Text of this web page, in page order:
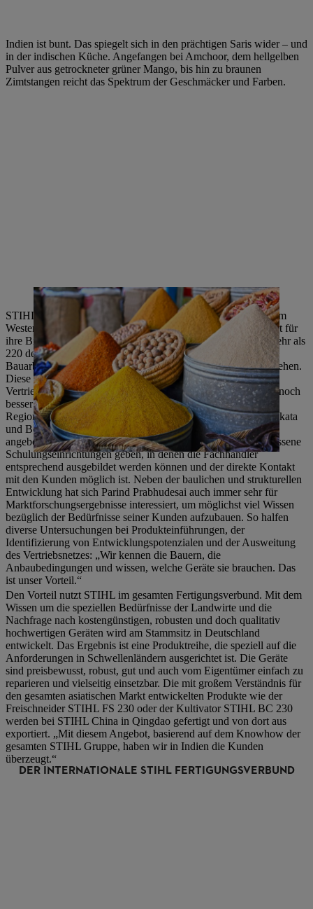
Indien ist bunt. Das spiegelt sich in den prächtigen Saris wider – und
in der indischen Küche. Angefangen bei Amchoor, dem hellgelben
Pulver aus getrockneter grüner Mango, bis hin zu braunen
Zimtstangen reicht das Spektrum der Geschmäcker und Farben.
STIHL Indien selbst ist seit 2006 in Pune ansässig. Die Stadt im
Westen, keine 150 Kilometer von Mumbai entfernt, ist bekannt für
ihre Bildungseinrichtungen sowie IT-Parks und ist Sitz von mehr als
220 deutschen Unternehmen. 2019 begannen in Pune die
Bauarbeiten, um in ein neues hochmodernes Gebäude umzuziehen.
Diese Investition soll dazu beitragen, die landeweiten
Vertriebspartner und Fachhändler zu schulen und die Kunden noch
besser und noch gezielter zu erreichen. Hinzu kommen drei
Regionalbüros und zusätzliche Lagerkapazitäten in Delhi, Kolkata
und Bengaluru, damit die STIHL Produkte im ganzen Land
angeboten werden können. Darüber hinaus wird es angeschlossene
Schulungseinrichtungen geben, in denen die Fachhändler
entsprechend ausgebildet werden können und der direkte Kontakt
mit den Kunden möglich ist. Neben der baulichen und strukturellen
Entwicklung hat sich Parind Prabhudesai auch immer sehr für
Marktforschungsergebnisse interessiert, um möglichst viel Wissen
bezüglich der Bedürfnisse seiner Kunden aufzubauen. So halfen
diverse Untersuchungen bei Produkteinführungen, der
Identifizierung von Entwicklungspotenzialen und der Ausweitung
des Vertriebsnetzes: „Wir kennen die Bauern, die
Anbaubedingungen und wissen, welche Geräte sie brauchen. Das
ist unser Vorteil.“
Den Vorteil nutzt STIHL im gesamten Fertigungsverbund. Mit dem
Wissen um die speziellen Bedürfnisse der Landwirte und die
Nachfrage nach kostengünstigen, robusten und doch qualitativ
hochwertigen Geräten wird am Stammsitz in Deutschland
entwickelt. Das Ergebnis ist eine Produktreihe, die speziell auf die
Anforderungen in Schwellenländern ausgerichtet ist. Die Geräte
sind preisbewusst, robust, gut und auch vom Eigentümer einfach zu
reparieren und vielseitig einsetzbar. Die mit großem Verständnis für
den gesamten asiatischen Markt entwickelten Produkte wie der
Freischneider STIHL FS 230 oder der Kultivator STIHL BC 230
werden bei STIHL China in Qingdao gefertigt und von dort aus
exportiert. „Mit diesem Angebot, basierend auf dem Knowhow der
gesamten STIHL Gruppe, haben wir in Indien die Kunden
überzeugt.“
DER INTERNATIONALE STIHL FERTIGUNGSVERBUND